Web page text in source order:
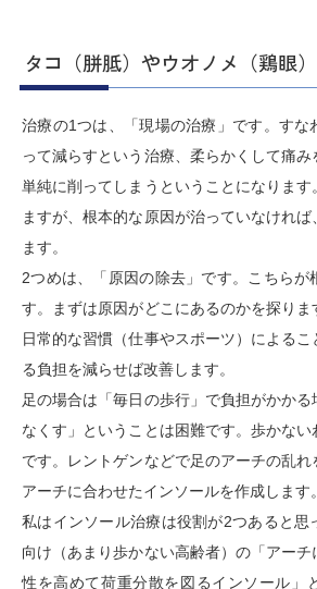
タコ（胼胝）やウオノメ（鶏眼
治療の1つは、「現場の治療」です。すな
って減らすという治療、柔らかくして痛み
単純に削ってしまうということになりま
ますが、根本的な原因が治っていなけれ
ます。
2つめは、「原因の除去」です。こちらが
す。まずは原因がどこにあるのかを探り
日常的な習慣（仕事やスポーツ）による
る負担を減らせば改善します。
足の場合は「毎日の歩行」で負担がかか
なくす」ということは困難です。歩かな
です。レントゲンなどで足のアーチの乱
アーチに合わせたインソールを作成します。
私はインソール治療は役割が2つあると思
向け（あまり歩かない高齢者）の「アー
性を高めて荷重分散を図るインソール」